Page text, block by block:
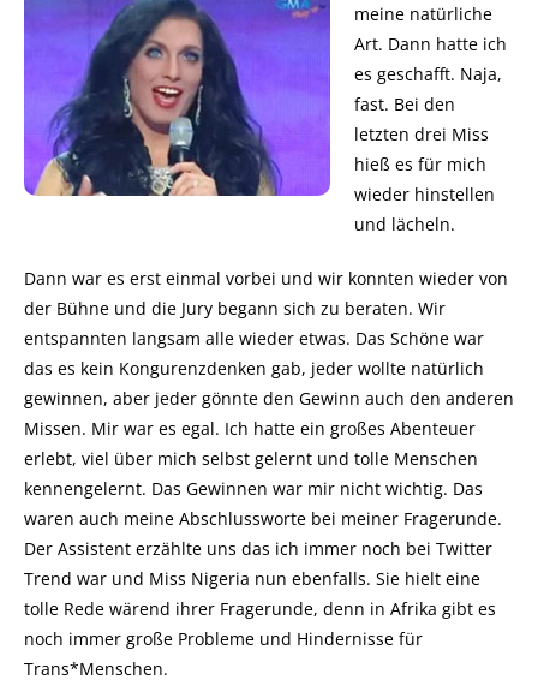
meine natürliche
Art. Dann hatte ich
es geschafft. Naja,
fast. Bei den
letzten drei Miss
hieß es für mich
wieder hinstellen
und lächeln.
Dann war es erst einmal vorbei und wir konnten wieder von
der Bühne und die Jury begann sich zu beraten. Wir
entspannten langsam alle wieder etwas. Das Schöne war
das es kein Kongurenzdenken gab, jeder wollte natürlich
gewinnen, aber jeder gönnte den Gewinn auch den anderen
Missen. Mir war es egal. Ich hatte ein großes Abenteuer
erlebt, viel über mich selbst gelernt und tolle Menschen
kennengelernt. Das Gewinnen war mir nicht wichtig. Das
waren auch meine Abschlussworte bei meiner Fragerunde.
Der Assistent erzählte uns das ich immer noch bei Twitter
Trend war und Miss Nigeria nun ebenfalls. Sie hielt eine
tolle Rede wärend ihrer Fragerunde, denn in Afrika gibt es
noch immer große Probleme und Hindernisse für
Trans*Menschen.